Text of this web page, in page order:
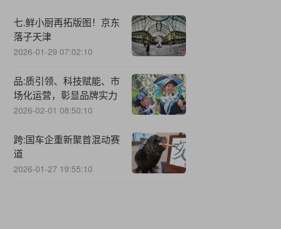
七.鲜小厨再拓版图！京东
落子天津
2026-01-29 07:02:10
品:质引领、科技赋能、市
场化运营，彰显品牌实力
2026-02-01 08:50:10
跨:国车企重新聚首混动赛
道
2026-01-27 19:55:10